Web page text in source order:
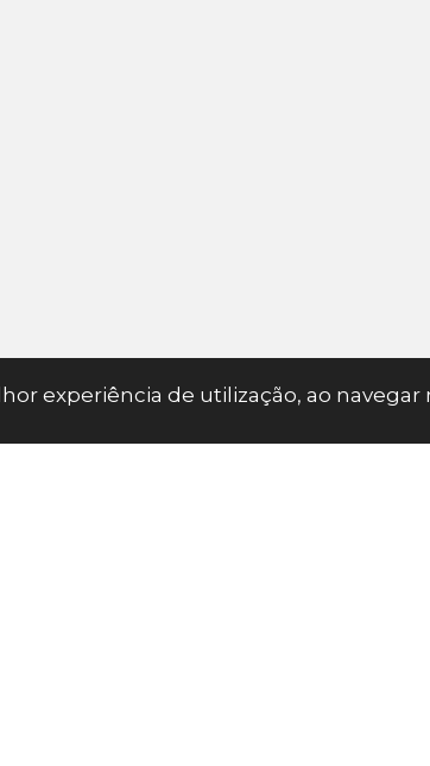
experiência de utilização, ao